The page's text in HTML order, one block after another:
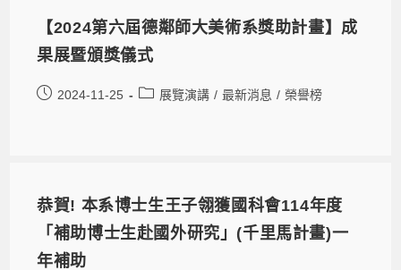
【2024第六屆德鄰師大美術系獎助計畫】成
果展暨頒獎儀式
2024-11-25 展覽演講 / 最新消息 / 榮譽榜
恭賀! 本系博士生王子翎獲國科會114年度
「補助博士生赴國外研究」(千里馬計畫)一
年補助